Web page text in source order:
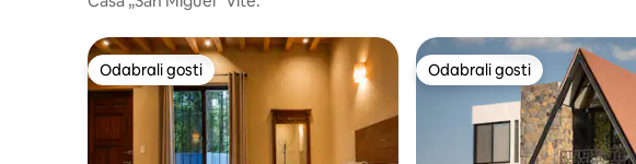
Odabrali gosti
Odabrali gosti Odabrali gosti
Odabrali gosti